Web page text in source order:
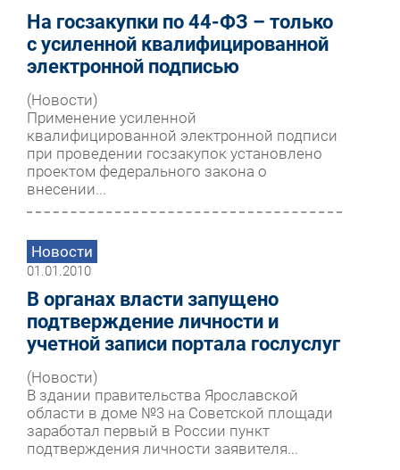
На госзакупки по 44-ФЗ – только
с усиленной квалифицированной
электронной подписью
(Новости)
Применение усиленной
квалифицированной электронной подписи
при проведении госзакупок установлено
проектом федерального закона о
внесении...
Новости
01.01.2010
В органах власти запущено
подтверждение личности и
учетной записи портала гослуслуг
(Новости)
В здании правительства Ярославской
области в доме №3 на Советской площади
заработал первый в России пункт
подтверждения личности заявителя...